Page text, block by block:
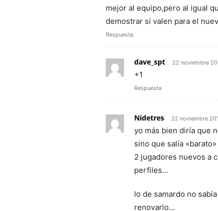
mejor al equipo,pero al igual
demostrar si valen para el
Respuesta
dave_spt 22 noviembre
+1
Respuesta
Nidetres 22 noviembre
yo más bien diría que
sino que salía
2 jugadores nuevos a
perfiles…
lo de samardo no
renovarlo…